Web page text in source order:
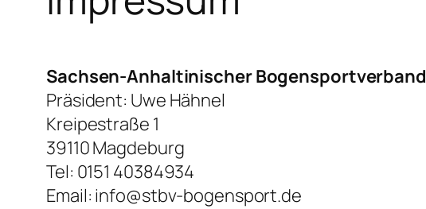
Sachsen-Anhaltinischer Bogensportverband
Präsident: Uwe Hähnel
Kreipestraße 1
39110 Magdeburg
Tel: 0151 40384934
Email: info@stbv-bogensport.de